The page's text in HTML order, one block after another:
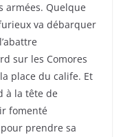
armées. Quelque
va débarquer
sur les Comores
place du calife. Et
à la tête de
fomenté
prendre sa